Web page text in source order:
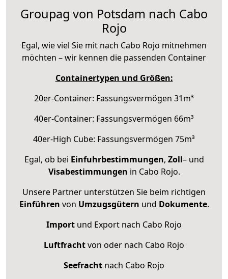
Groupag von Potsdam nach Cabo
Rojo
Egal, wie viel Sie mit nach Cabo Rojo mitnehmen
möchten – wir kennen die passenden Container
Containertypen und Größen:
20er-Container: Fassungsvermögen 31m³
40er-Container: Fassungsvermögen 66m³
40er-High Cube: Fassungsvermögen 75m³
Egal, ob bei Einfuhrbestimmungen, Zoll– und
Visabestimmungen in Cabo Rojo.
Unsere Partner unterstützen Sie beim richtigen
Einführen von Umzugsgütern und Dokumente.
Import und Export nach Cabo Rojo
Luftfrachtvon oder nach Cabo Rojo
Seefracht nach Cabo Rojo